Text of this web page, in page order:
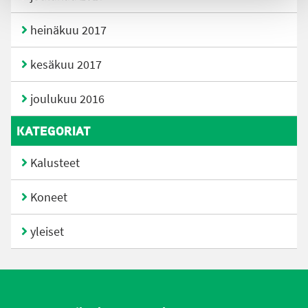
heinäkuu 2017
kesäkuu 2017
joulukuu 2016
KATEGORIAT
Kalusteet
Koneet
yleiset